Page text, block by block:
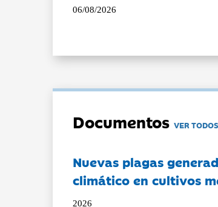
06/08/2026
DocumentosVER TODOS
Nuevas plagas
climático en cultivos
2026